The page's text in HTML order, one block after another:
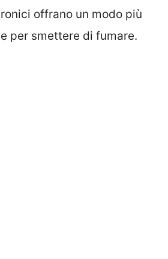
offrano un modo più
per smettere di fumare.